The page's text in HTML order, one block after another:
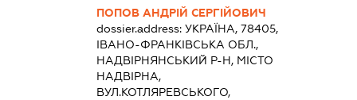
ПОПОВ АНДРІЙ СЕРГІЙОВИЧ
dossier.address: УКРАЇНА, 78405,
ІВАНО-ФРАНКІВСЬКА ОБЛ.,
НАДВІРНЯНСЬКИЙ Р-Н, МІСТО
НАДВІРНА,
ВУЛ.КОТЛЯРЕВСЬКОГО,